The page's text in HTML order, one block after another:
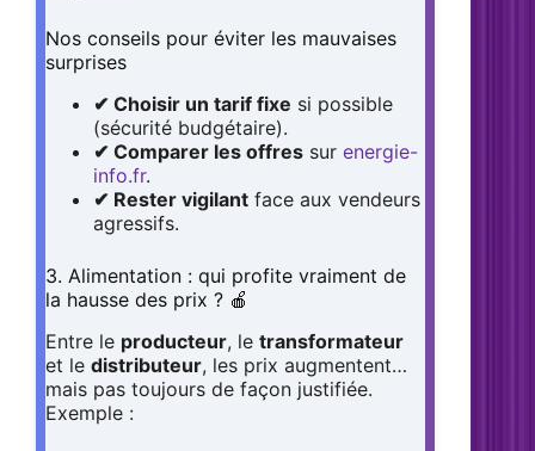
Nos conseils pour éviter les mauvaises
surprises
✔ Choisir un tarif fixe si possible
(sécurité budgétaire).
✔ Comparer les offres sur energie-
info.fr.
✔ Rester vigilant face aux vendeurs
agressifs.
3. Alimentation : qui profite vraiment de
la hausse des prix ? 🍎
Entre le producteur, le transformateur
et le distributeur, les prix augmentent…
mais pas toujours de façon justifiée.
Exemple :